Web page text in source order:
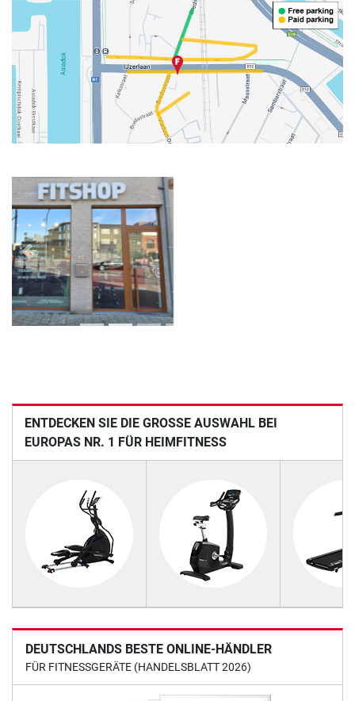
Previous
ENTDECKEN SIE DIE GROSSE AUSWAHL BEI E
UROPAS NR. 1 FÜR HEIMFITNESS
DEUTSCHLANDS BESTE ONLINE-HÄNDLER
FÜR FITNESSGERÄTE (HANDELSBLATT 2026)